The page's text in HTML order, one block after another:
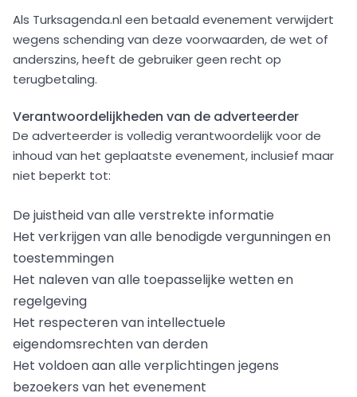
Als Turksagenda.nl een betaald evenement verwijdert
wegens schending van deze voorwaarden, de wet of
anderszins, heeft de gebruiker geen recht op
terugbetaling.
Verantwoordelijkheden van de adverteerder
De adverteerder is volledig verantwoordelijk voor de
inhoud van het geplaatste evenement, inclusief maar
niet beperkt tot:
De juistheid van alle verstrekte informatie
Het verkrijgen van alle benodigde vergunningen en
toestemmingen
Het naleven van alle toepasselijke wetten en
regelgeving
Het respecteren van intellectuele
eigendomsrechten van derden
Het voldoen aan alle verplichtingen jegens
bezoekers van het evenement